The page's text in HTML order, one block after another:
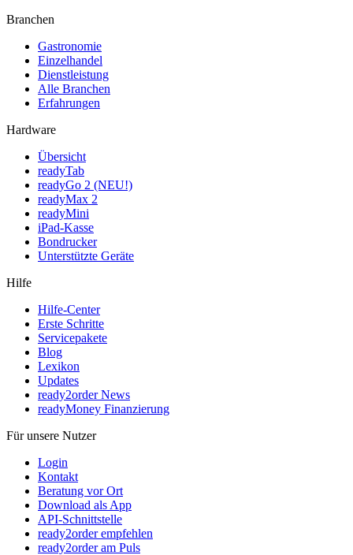
Branchen
Gastronomie
Einzelhandel
Dienstleistung
Alle Branchen
Erfahrungen
Hardware
Übersicht
readyTab
readyGo 2 (NEU!)
readyMax 2
readyMini
iPad-Kasse
Bondrucker
Unterstützte Geräte
Hilfe
Hilfe-Center
Erste Schritte
Servicepakete
Blog
Lexikon
Updates
ready2order News
readyMoney Finanzierung
Für unsere Nutzer
Login
Kontakt
Beratung vor Ort
Download als App
API-Schnittstelle
ready2order empfehlen
ready2order am Puls